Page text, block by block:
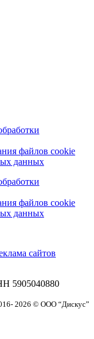
файлов cookie
данных
файлов cookie
данных
5905040880
2026 © ООО “Дискус”